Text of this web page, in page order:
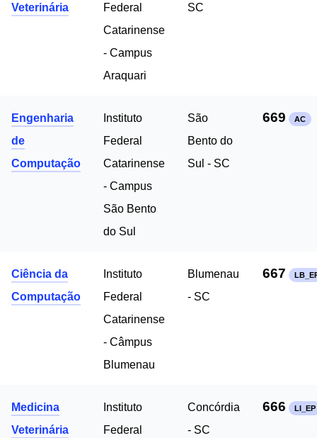
Veterinária
Federal
Catarinense
- Campus
Araquari
SC
Engenharia
de
Computação
Instituto
Federal
Catarinense
- Campus
São Bento
do Sul
São
Bento do
Sul - SC
669 AC
Ciência da
Computação
Instituto
Federal
Catarinense
- Câmpus
Blumenau
Blumenau
- SC
667
Medicina
Veterinária
Instituto
Federal
Concórdia
- SC
666 LI_EP